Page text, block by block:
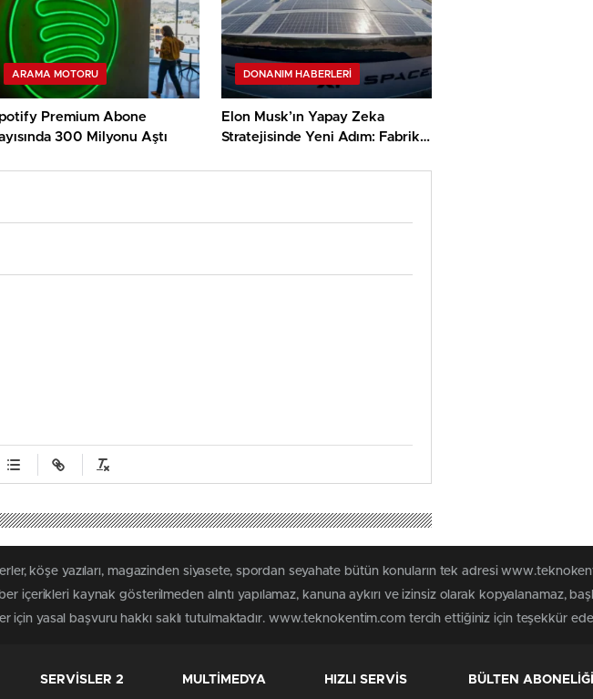
ARAMA MOTORU
Premium Abone
300 Milyonu Aştı
DONANIM HABERLERI
Elon Musk’ın Yapay Zeka
Stratejisinde Yeni Adım: Fabrika
köşe yazıları, magazinden siyasete, spordan seyahate bütün konuların tek adresi
içerikleri kaynak gösterilmeden alıntı yapılamaz, kanuna aykırı ve izinsiz olarak kopyalanamaz,
için yasal başvuru hakkı saklı tutulmaktadır. www.teknokentim.com tercih ettiğiniz için teşekkür
SERVİSLER 2 MULTİMEDYA HIZLI SERVİS BÜLTEN ABONELİĞİ